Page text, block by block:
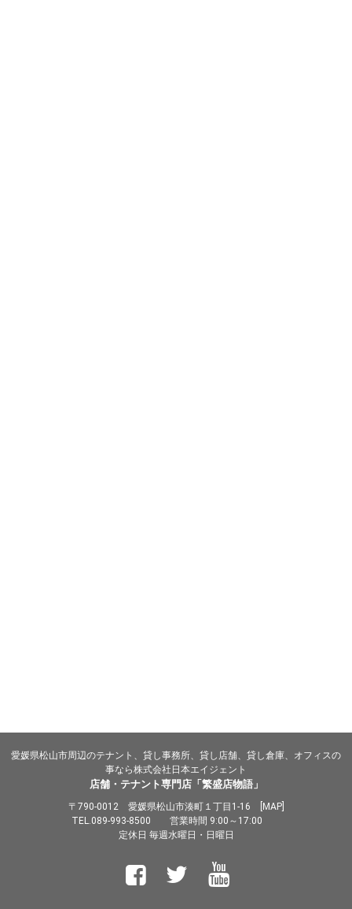
愛媛県松山市周辺のテナント、貸し事務所、貸し店舗、貸し倉庫、オフィスの
事なら株式会社日本エイジェント
店舗・テナント専門店「繁盛店物語」
〒790-0012 愛媛県松山市湊町１丁目1-16 [ MAP]
TEL.089-993-8500 営業時間 9:00～17:00
定休日 毎週水曜日・日曜日